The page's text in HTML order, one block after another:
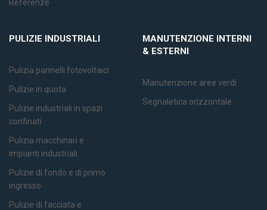
Referenze
PULIZIE INDUSTRIALI
Pulizia pannelli fotovoltaici
Pulizie in quota
Pulizie industriali in spazi
confinati
Pulizia macchinari e
impianti industriali
Pulizie di fondo e di primo
ingresso
Pulizie di facciata e
MANUTENZIONE INTERNI
& ESTERNI
Manutenzione aree verdi
Segnaletica orizzontale